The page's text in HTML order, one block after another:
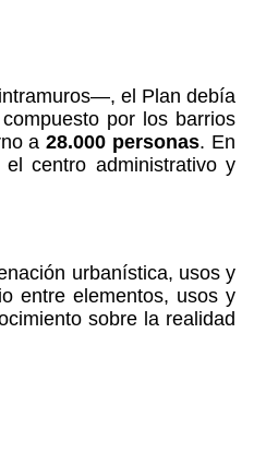
el Plan debía
por los barrios
a28.000 personas. En
centro administrativo y
urbanística, usos y
entre elementos, usos y
sobre la realidad